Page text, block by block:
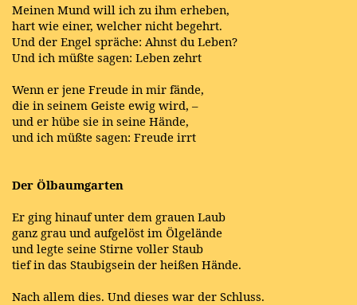
Meinen Mund will ich zu ihm erheben,
hart wie einer, welcher nicht begehrt.
Und der Engel spräche: Ahnst du Leben?
Und ich müßte sagen: Leben zehrt
Wenn er jene Freude in mir fände,
die in seinem Geiste ewig wird, –
und er hübe sie in seine Hände,
und ich müßte sagen: Freude irrt
Der Ölbaumgarten
Er ging hinauf unter dem grauen Laub
ganz grau und aufgelöst im Ölgelände
und legte seine Stirne voller Staub
tief in das Staubigsein der heißen Hände.
Nach allem dies. Und dieses war der Schluss.